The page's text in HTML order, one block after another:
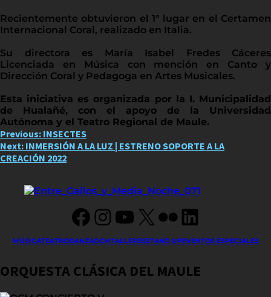
Recientemente obtuvieron el 1° lugar en el Certamen
Internacional Coral, realizado en Italia.
Su directora es María Isabel Fredes Cáceres
Licenciada en Música con mención en Canto y
Dirección Coral y Pedagoga en Artes Musicales.
Esta iniciativa es organizada por la I. Municipalidad
de Hualañé, con el apoyo de la Universidad
Autónoma y el Teatro Regional de Maule.
Post
navigation
Previous: INSECTES
Next: INMERSIÓN A LA LUZ | ESTRENO SOPORTE A LA
CREACIÓN 2022
Facebook
Instagram
YouTube
X FlickrLinkedIn
MÚSICATEATRODANZAOCMTALLERESSTAND UPEVENTOS ESPECIALES
ORQUESTA CLÁSICA DEL MAULE